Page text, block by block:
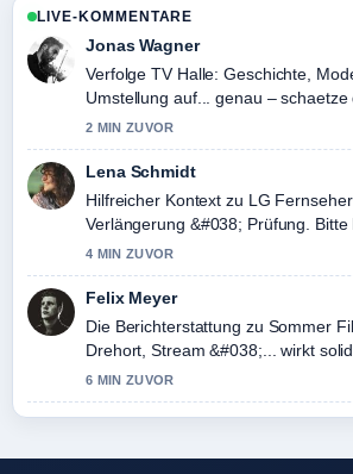
LIVE-KOMMENTARE
Jonas Wagner
Verfolge TV Halle: Geschichte,
Umstellung auf... genau – schaetze
Ton hier.
2 MIN ZUVOR
Lena Schmidt
Hilfreicher Kontext zu LG
Verlängerung &#038; Prüfung. Bitte
Liveticker aktuell.
4 MIN ZUVOR
Felix Meyer
Die Berichterstattung zu Sommer
Drehort, Stream &#038;... wirkt
nachvollziehbar.
6 MIN ZUVOR